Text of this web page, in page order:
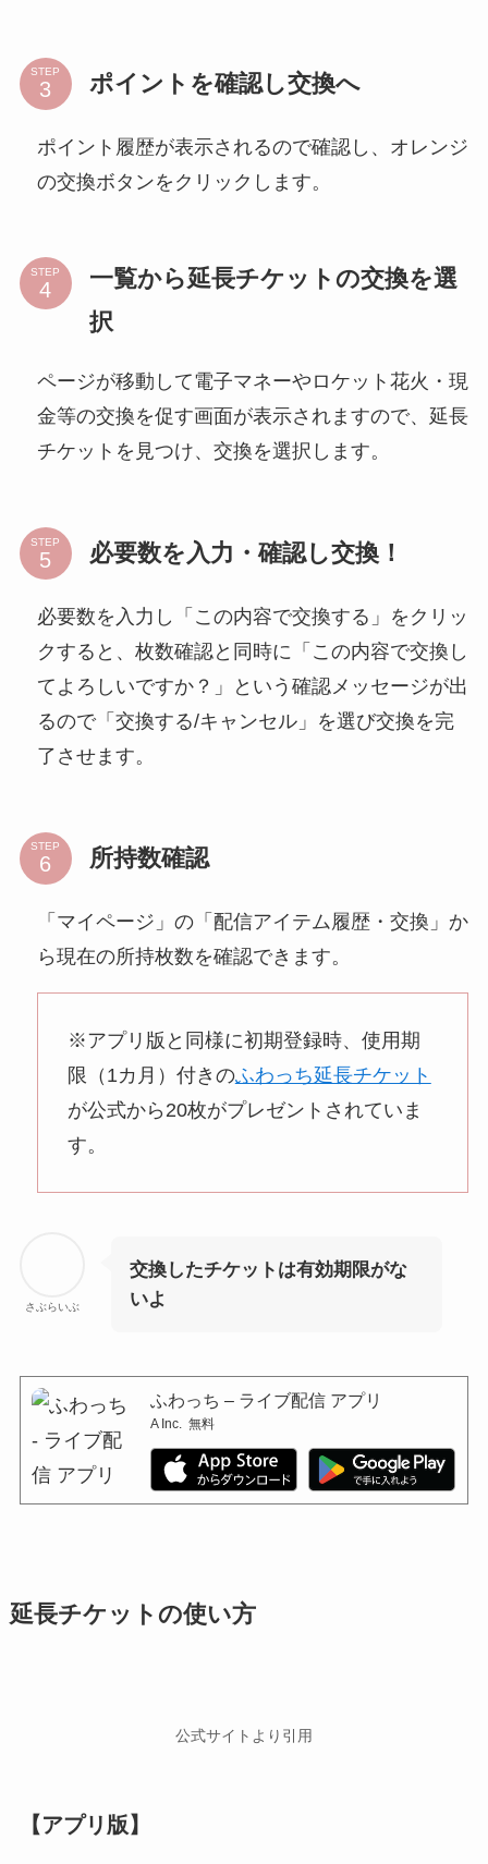
STEP ポイントを確認し交換へ
ポイント履歴が表示されるので確認し、オレンジ
の交換ボタンをクリックします。
STEP
一覧から延長チケットの交換を選
択
ページが移動して電子マネーやロケット花火・現
金等の交換を促す画面が表示されますので、延長
チケットを見つけ、交換を選択します。
STEP 必要数を入力・確認し交換！
必要数を入力し「この内容で交換する」をクリッ
クすると、枚数確認と同時に「この内容で交換し
てよろしいですか？」という確認メッセージが出
るので「交換する/キャンセル」を選び交換を完
了させます。
STEP 所持数確認
「マイページ」の「配信アイテム履歴・交換」か
ら現在の所持枚数を確認できます。
※アプリ版と同様に初期登録時、使用期
限（1カ月）付きのふわっち延長チケット
が公式から20枚がプレゼントされていま
す。
さぶらいぶ
交換したチケットは有効期限がな
いよ
ふわっち – ライブ配信 アプリ
A Inc. 無料
延長チケットの使い方
公式サイトより引用
【アプリ版】